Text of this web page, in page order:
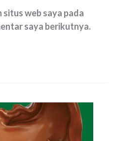
situs web saya pada
saya berikutnya.